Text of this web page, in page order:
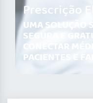
Prescrição
UMA SOLUÇÃO
SEGURA E
CONECTAR
PACIENTES E